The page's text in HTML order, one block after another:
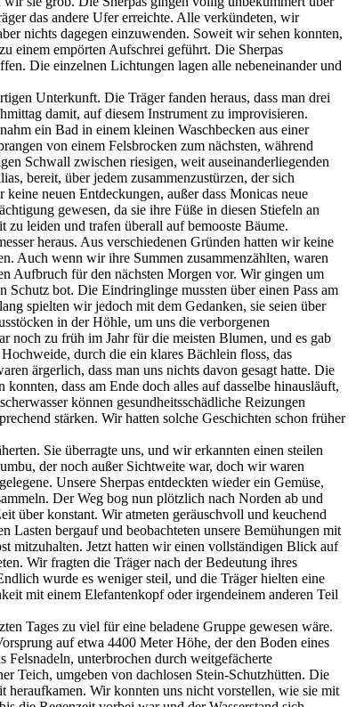
das andere Ufer erreichte. Alle verkündeten, wir
nichts dagegen einzuwenden. Soweit wir sehen konnten,
einem empörten Aufschrei geführt. Die Sherpas
Die einzelnen Lichtungen lagen alle nebeneinander und
Unterkunft. Die Träger fanden heraus, dass man drei
damit, auf diesem Instrument zu improvisieren.
ein Bad in einem kleinen Waschbecken aus einer
von einem Felsbrocken zum nächsten, während
Schwall zwischen riesigen, weit auseinanderliegenden
bereit, über jedem zusammenzustürzen, der sich
neuen Entdeckungen, außer dass Monicas neue
gewesen, da sie ihre Füße in diesen Stiefeln an
leiden und trafen überall auf bemooste Bäume.
heraus. Aus verschiedenen Gründen hatten wir keine
Auch wenn wir ihre Summen zusammenzählten, waren
Aufbruch für den nächsten Morgen vor. Wir gingen um
bot. Die Eindringlinge mussten über einen Pass am
spielten wir jedoch mit dem Gedanken, sie seien über
in der Höhle, um uns die verborgenen
noch zu früh im Jahr für die meisten Blumen, und es gab
durch die ein klares Bächlein floss, das
ärgerlich, dass man uns nichts davon gesagt hatte. Die
dass am Ende doch alles auf dasselbe hinausläuft,
können gesundheitsschädliche Reizungen
stärken. Wir hatten solche Geschichten schon früher
Sie überragte uns, und wir erkannten einen steilen
der noch außer Sichtweite war, doch wir waren
Unsere Sherpas entdeckten wieder ein Gemüse,
Der Weg bog nun plötzlich nach Norden ab und
über konstant. Wir atmeten geräuschvoll und keuchend
Lasten bergauf und beobachteten unsere Bemühungen mit
mitzuhalten. Jetzt hatten wir einen vollständigen Blick auf
Wir fragten die Träger nach der Bedeutung ihres
wurde es weniger steil, und die Träger hielten eine
mit einem Elefantenkopf oder irgendeinem anderen Teil
Tages zu viel für eine beladene Gruppe gewesen wäre.
auf etwa 4400 Meter Höhe, der den Boden eines
Felsnadeln, unterbrochen durch weitgefächerte
Teich, umgeben von dachlosen Stein-Schutzhütten. Die
heraufkamen. Wir konnten uns nicht vorstellen, wie sie mit